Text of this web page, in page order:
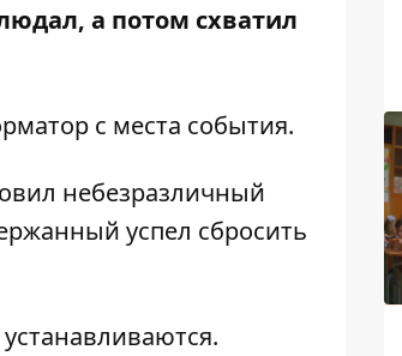
а потом схватил
с места события.
небезразличный
успел сбросить